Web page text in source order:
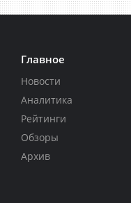
Главное
Новости
Аналитика
Рейтинги
Обзоры
Архив